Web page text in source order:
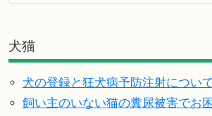
犬猫
犬の登録と狂犬病予防注射について
飼い主のいない猫の糞尿被害でお